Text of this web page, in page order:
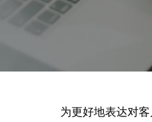
为更好地表达对客